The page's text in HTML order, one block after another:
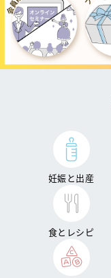
妊娠と出産
食とレシピ